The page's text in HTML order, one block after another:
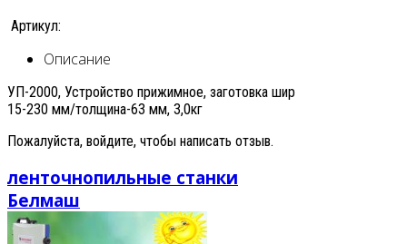
Артикул:
Описание
УП-2000, Устройство прижимное, заготовка шир
15-230 мм/толщина-63 мм, 3,0кг
Пожалуйста, войдите, чтобы написать отзыв.
ленточнопильные станки
Белмаш